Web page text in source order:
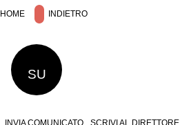
HOME INDIETRO
SU
INVIA COMUNICATO SCRIVI AL DIRETTORE